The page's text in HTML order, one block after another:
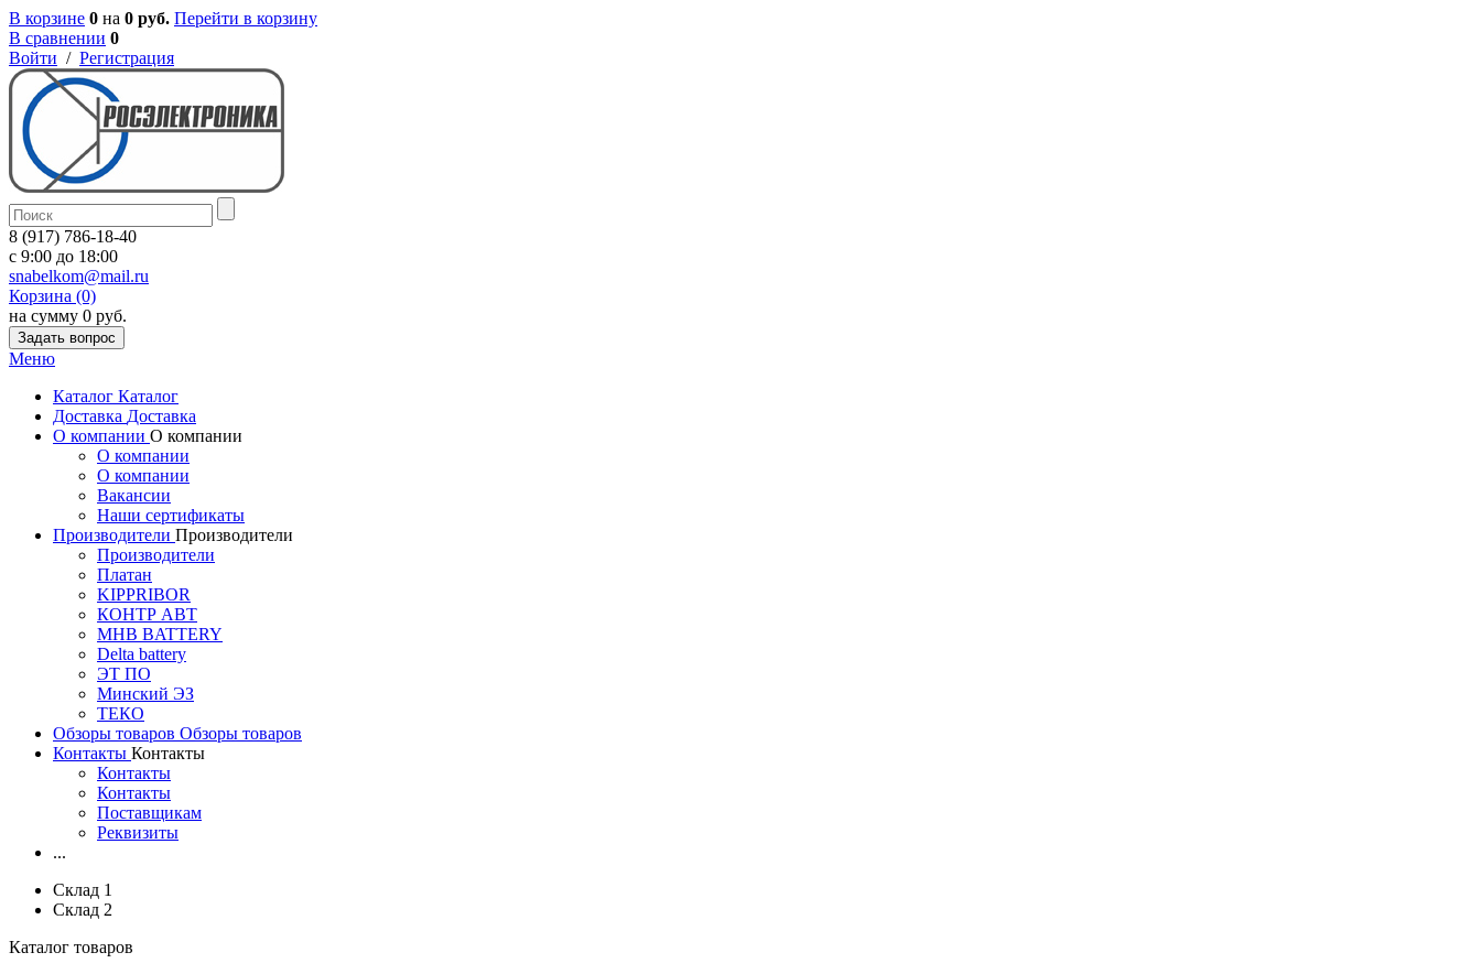
В корзине 0 на 0 руб. Перейти в корзину
В сравнении 0
Войти / Регистрация
8 (917) 786-18-40
c 9:00 до 18:00
snabelkom@mail.ru
Корзина (0)
на сумму 0 руб.
Задать вопрос
Меню
Каталог Каталог
Доставка Доставка
О компании О компании
О компании
О компании
Вакансии
Наши сертификаты
Производители Производители
Производители
Платан
KIPPRIBOR
КОНТР АВТ
MHB BATTERY
Delta battery
ЭT ПО
Минский ЭЗ
ТЕКО
Обзоры товаров Обзоры товаров
Контакты Контакты
Контакты
Контакты
Поставщикам
Реквизиты
...
Склад 1
Склад 2
Каталог товаров